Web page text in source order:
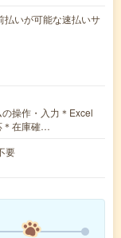
いが可能な速払いサ
操作・入力＊Excel
＊在庫確…
要